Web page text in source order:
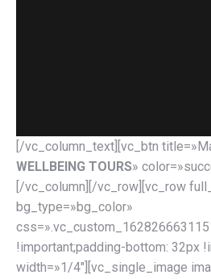
[/vc_column_text][vc_btn
WELLBEING TOURS»
[/vc_column][/vc_row][vc_row
bg_type=»bg_color»
!important;padding-bottom: 32px
width=»1/4″][vc_single_image